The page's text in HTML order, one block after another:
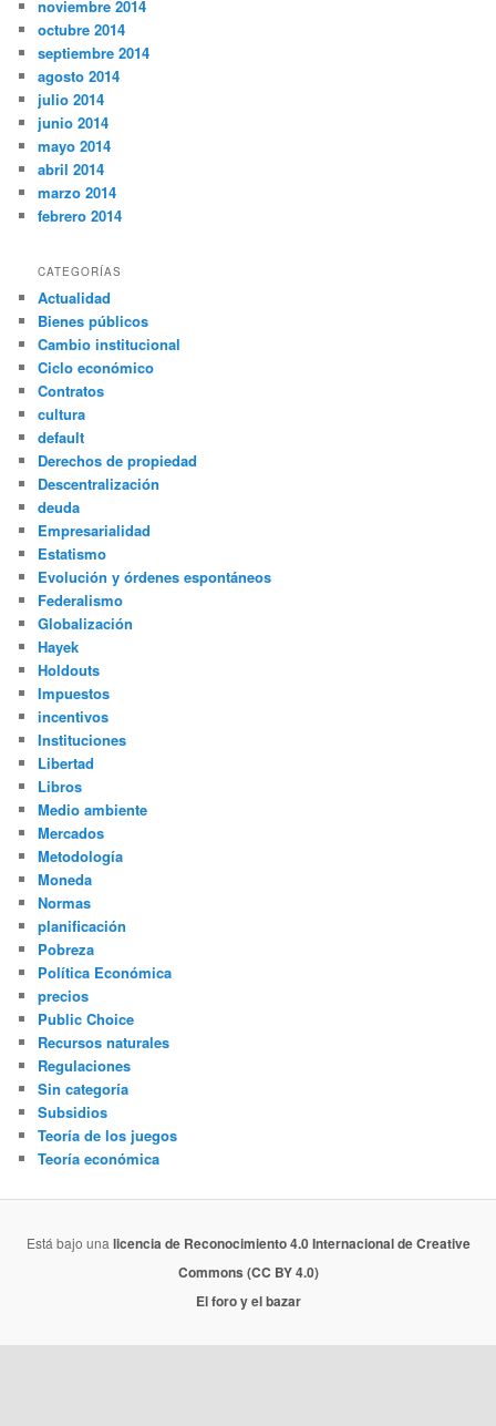
noviembre 2014
octubre 2014
septiembre 2014
agosto 2014
julio 2014
junio 2014
mayo 2014
abril 2014
marzo 2014
febrero 2014
CATEGORÍAS
Actualidad
Bienes públicos
Cambio institucional
Ciclo económico
Contratos
cultura
default
Derechos de propiedad
Descentralización
deuda
Empresarialidad
Estatismo
Evolución y órdenes espontáneos
Federalismo
Globalización
Hayek
Holdouts
Impuestos
incentivos
Instituciones
Libertad
Libros
Medio ambiente
Mercados
Metodología
Moneda
Normas
planificación
Pobreza
Política Económica
precios
Public Choice
Recursos naturales
Regulaciones
Sin categoría
Subsidios
Teoría de los juegos
Teoría económica
Está bajo unalicencia de Reconocimiento 4.0 Internacional de Creative
Commons (CC BY 4.0)
El foro y el bazar